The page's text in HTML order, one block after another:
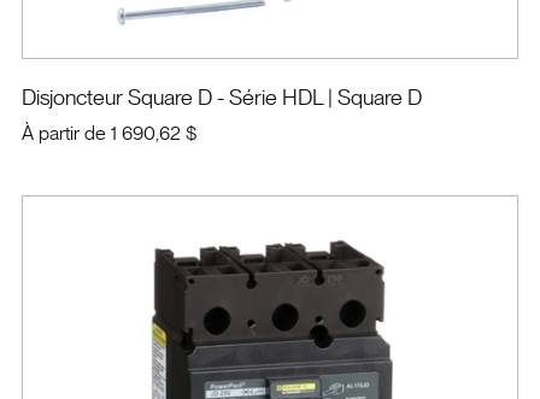
Disjoncteur Square D - Série HDL | Square D
À partir de 1 690,62 $